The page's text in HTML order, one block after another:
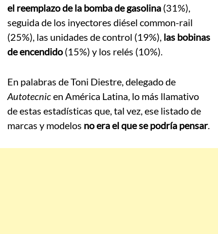
el reemplazo de la bomba de gasolina (31%),
seguida de los inyectores diésel common-rail
(25%), las unidades de control (19%), las bobinas
de encendido(15%) y los relés (10%).
En palabras de Toni Diestre, delegado de
Autotecnicen América Latina, lo más llamativo
de estas estadísticas que, tal vez, ese listado de
marcas y modelos no era el que se podría pensar.